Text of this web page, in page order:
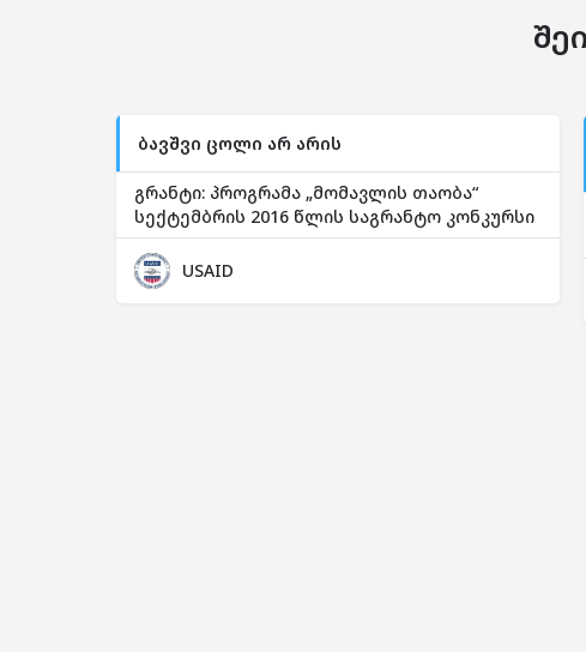
ბავშვი ცოლი არ არის
გრანტი: პროგრამა „მომავლის თაობა“
სექტემბრის 2016 წლის საგრანტო კონკურსი
USAID